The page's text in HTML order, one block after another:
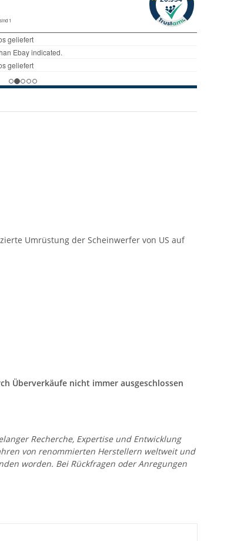
Umrüstung der Scheinwerfer von US auf
Überverkäufe nicht immer ausgeschlossen
Recherche, Expertise und Entwicklung
von renommierten Herstellern weltweit und
worden. Bei Rückfragen oder Anregungen